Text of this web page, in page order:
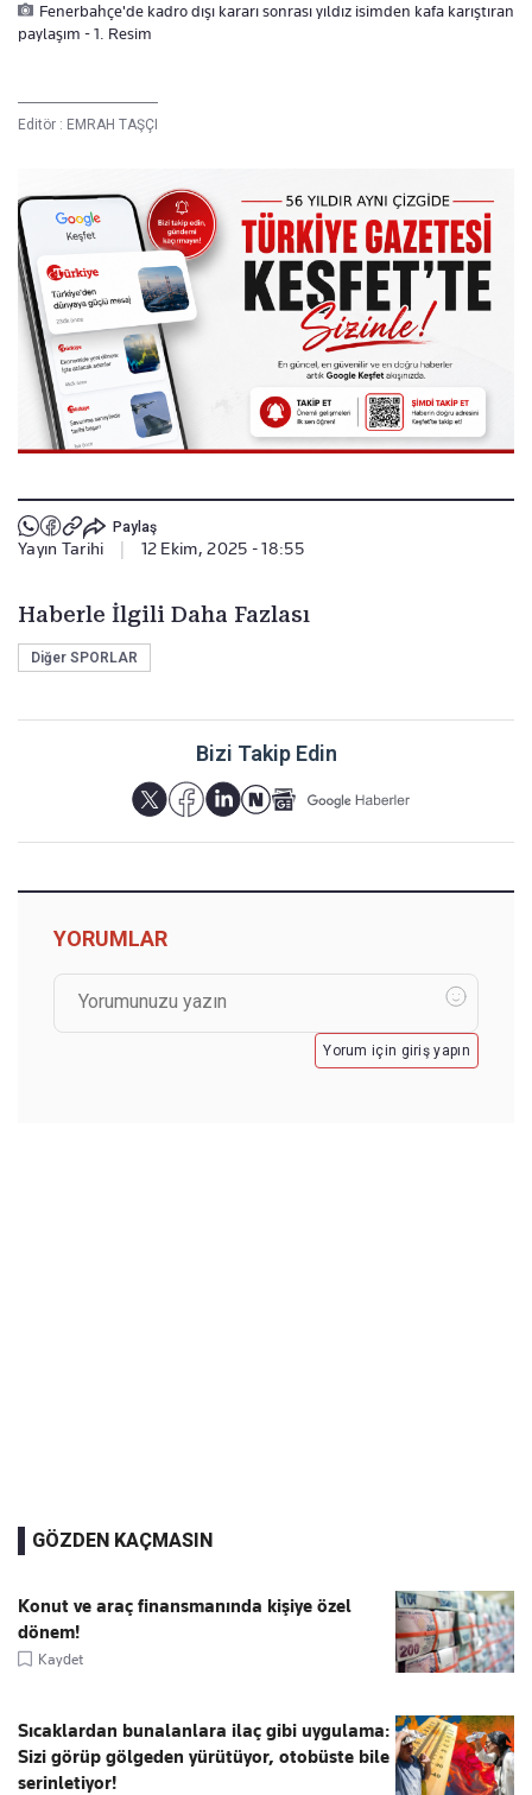
Fenerbahçe'de kadro dışı kararı sonrası yıldız isimden kafa karıştıran
paylaşım - 1. Resim
Editör : EMRAH TAŞÇI
Paylaş
Yayın Tarihi 12 Ekim, 2025 - 18:55
Haberle İlgili Daha Fazlası
Diğer SPORLAR
Bizi Takip Edin
YORUMLAR
Yorum için giriş yapın
GÖZDEN KAÇMASIN
Konut ve araç finansmanında kişiye özel
dönem!
Kaydet
Sıcaklardan bunalanlara ilaç gibi uygulama:
Sizi görüp gölgeden yürütüyor, otobüste bile
serinletiyor!